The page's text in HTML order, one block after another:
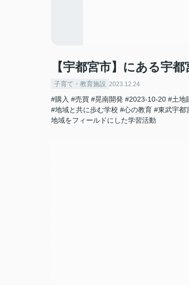
【宇都宮市】にある宇
子育て・教育施設 2023.12.24
#購入 #売買 #晃南開発 #2023-10-20 #土地
#地域と共に歩む学校 #心の教育 #東武宇都
地域をフィールドにした学習活動